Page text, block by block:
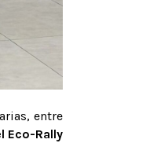
entre
Eco-Rally